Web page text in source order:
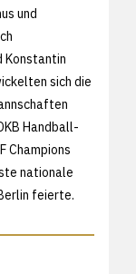
und
Konstantin
sich die
Handball-
Champions
nationale
feierte.